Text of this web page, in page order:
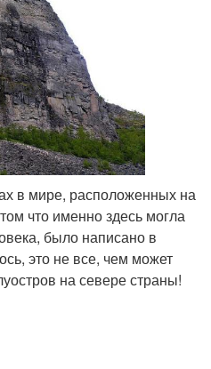
в мире, расположенных на
что именно здесь могла
было написано в
это не все, чем может
на севере страны!